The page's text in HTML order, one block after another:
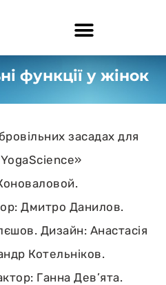
функції у жінок
засадах для
Дмитро Данилов.
Дизайн: Анастасія
Котельніков.
Ганна Дев’ята.